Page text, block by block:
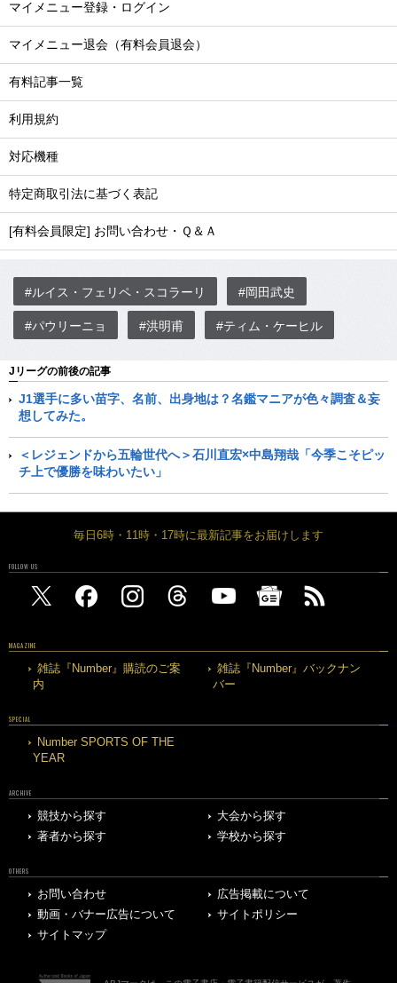
マイメニュー登録・ログイン
マイメニュー退会（有料会員退会）
有料記事一覧
利用規約
対応機種
特定商取引法に基づく表記
[有料会員限定] お問い合わせ・Ｑ＆Ａ
#ルイス・フェリペ・スコラーリ #岡田武史
#パウリーニョ #洪明甫 #ティム・ケーヒル
Jリーグの前後の記事
J1選手に多い苗字、名前、出身地は？名鑑マニアが色々調査＆妄
想してみた。
＜レジェンドから五輪世代へ＞石川直宏×中島翔哉「今季こそピッ
チ上で優勝を味わいたい」
毎日6時・11時・17時に最新記事をお届けします
FOLLOW US
MAGAZINE
雑誌『Number』購読のご案
内
雑誌『Number』バックナン
バー
SPECIAL
Number SPORTS OF THE
YEAR
ARCHIVE
競技から探す
大会から探す
著者から探す
学校から探す
OTHERS
お問い合わせ
広告掲載について
動画・バナー広告について
サイトポリシー
サイトマップ